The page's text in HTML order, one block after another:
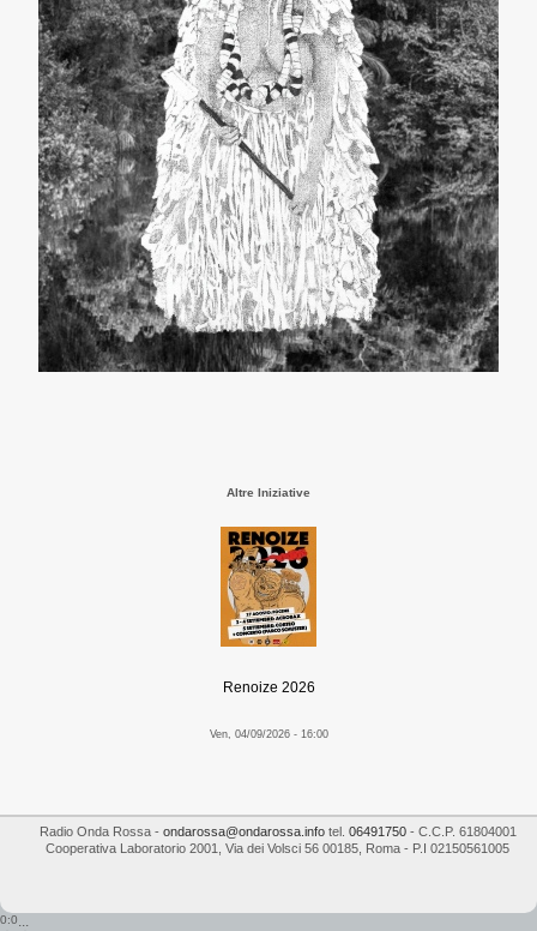
Altre Iniziative
Renoize 2026
Ven, 04/09/2026 - 16:00
Radio Onda Rossa- ondarossa@ondarossa.infotel. 06491750- C.C.P. 61804001
Cooperativa Laboratorio 2001
Via dei Volsci 56 00185 Roma - P.I 02150561005
0:0...